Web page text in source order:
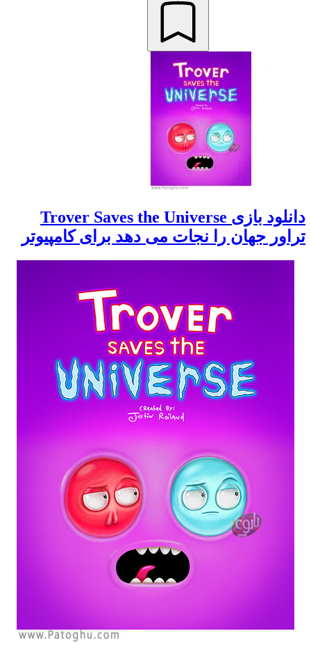
دانلود بازی Trover Saves the Universe
تراور جهان را نجات می دهد برای کامپیوتر